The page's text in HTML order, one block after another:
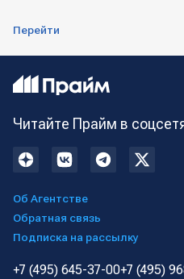
Перейти
Читайте Прайм в
Об Агентстве
Обратная связь
Подписка на рассылку
+7 (495) 645-37-00+7 (495)